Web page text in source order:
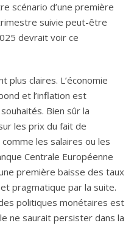
scénario d’une première
suivie peut-être
devrait voir ce
plus claires. L’économie
et l’inflation est
Bien sûr la
les prix du fait de
les salaires ou les
Centrale Européenne
première baisse des taux
pragmatique par la suite.
politiques monétaires est
ne saurait persister dans la